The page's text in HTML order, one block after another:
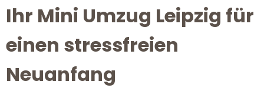
Ihr Mini Umzug Leipzig für
einen stressfreien
Neuanfang